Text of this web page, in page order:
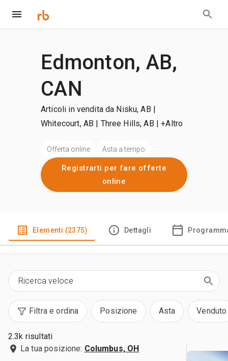
Edmonton, AB,
CAN
Articoli in vendita da Nisku, AB |
Whitecourt, AB | Three Hills, AB | +Altro
Offerta online Asta a tempo
Registrarti per fare offerte
online
Elementi (2375) Dettagli
Filtra e ordina Posizione Asta Venduto
2.3k risultati
La tua posizione: Columbus, OH